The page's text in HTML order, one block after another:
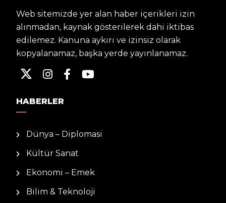
Web sitemizde yer alan haber içerikleri izin
alınmadan, kaynak gösterilerek dahi iktibas
edilemez. Kanuna aykırı ve izinsiz olarak
kopyalanamaz, başka yerde yayınlanamaz.
HABERLER
Dünya – Diplomasi
Kültür Sanat
Ekonomi – Emek
Bilim & Teknoloji